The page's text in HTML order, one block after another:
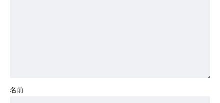
名前